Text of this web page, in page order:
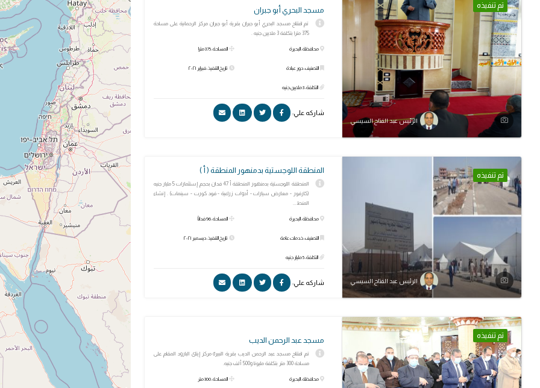
تم تنفيذه
الرئيس عبد الفتاح السيسي
مسجد البحري أبو جبران
تم افتتاح مسجد البحري أبو جبران بقرية أبو جبران مركز الرحمانية على مساحة
375 مترا بتكلفة 3 ملايين جنيه .
محافظة: البحيرة
التصنيف: دور عبادة
التكلفة: 3 ملايين جنيه
المساحة: 375 مترا
تاريخ التنفيذ: فبراير ٢٠٢١
شاركه علي:
تم تنفيذه
الرئيس عبد الفتاح السيسي
المنطقة اللوجستية بدمنهور المنطقة ( أ )
المنطقة اللوجستية بدمنهور المنطقة أ 47 فدان بحجم إستثمارات 5 مليار جنيه
(كارفور - معارض سيارات - أدوات زراعية - فود كورت - سينمات) . إنشاء
المنط...
محافظة: البحيرة
التصنيف: خدمات عامة
التكلفة: 5 مليار جنيه
المساحة: 96 فداناً
تاريخ التنفيذ: ديسمبر ٢٠٢١
شاركه علي:
تم تنفيذه
مسجد عبد الرحمن الديب
تم افتتاح مسجد عبد الرحمن الديب بقرية النبيرة مركز إيتاى البارود المقام على
مساحة 300 متر بتكلفة مليونا و500 ألف جنيه.
محافظة: البحيرة المساحة: 300 متر